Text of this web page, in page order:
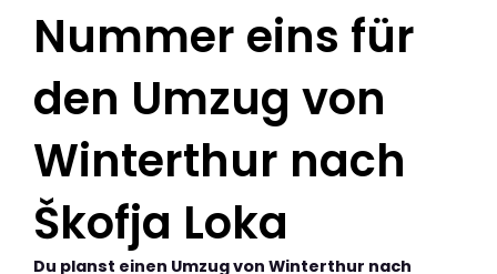
Nummer eins für
den Umzug von
Winterthur nach
Škofja Loka
Du planst einen Umzug von Winterthur nach